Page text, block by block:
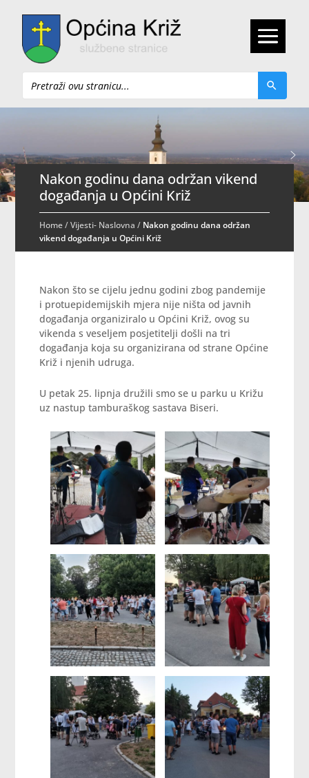
Pretraži
Nakon godinu dana održan vikend
događanja u Općini Križ
Home/Vijesti- Naslovna / Nakon godinu dana održan
vikend događanja u Općini Križ
Nakon što se cijelu jednu godini zbog pandemije
i protuepidemijskih mjera nije ništa od javnih
događanja organiziralo u Općini Križ, ovog su
vikenda s veseljem posjetitelji došli na tri
događanja koja su organizirana od strane Općine
Križ i njenih udruga.
U petak 25. lipnja družili smo se u parku u Križu
uz nastup tamburaškog sastava Biseri.